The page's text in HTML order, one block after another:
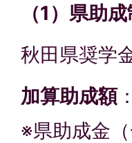
（1）県助
秋田県奨学
加算助成額
※県助成金